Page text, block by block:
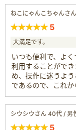
ねこにゃんこちゃんさ
5
大満足です。
いつも便利で、よ
利用することがで
め、操作に迷うよ
であるので、これか
シウシウさん 40代 / 男
5